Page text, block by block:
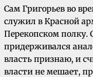
Сам Григорьев во
служил в Красной
Перекопском
придерживался
власть признаю, и
власти не мешает,